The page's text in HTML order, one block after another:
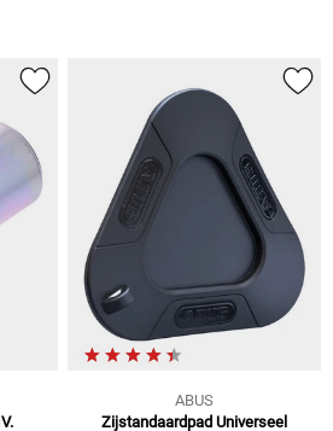
ABUS
Zijstandaardpad Universeel